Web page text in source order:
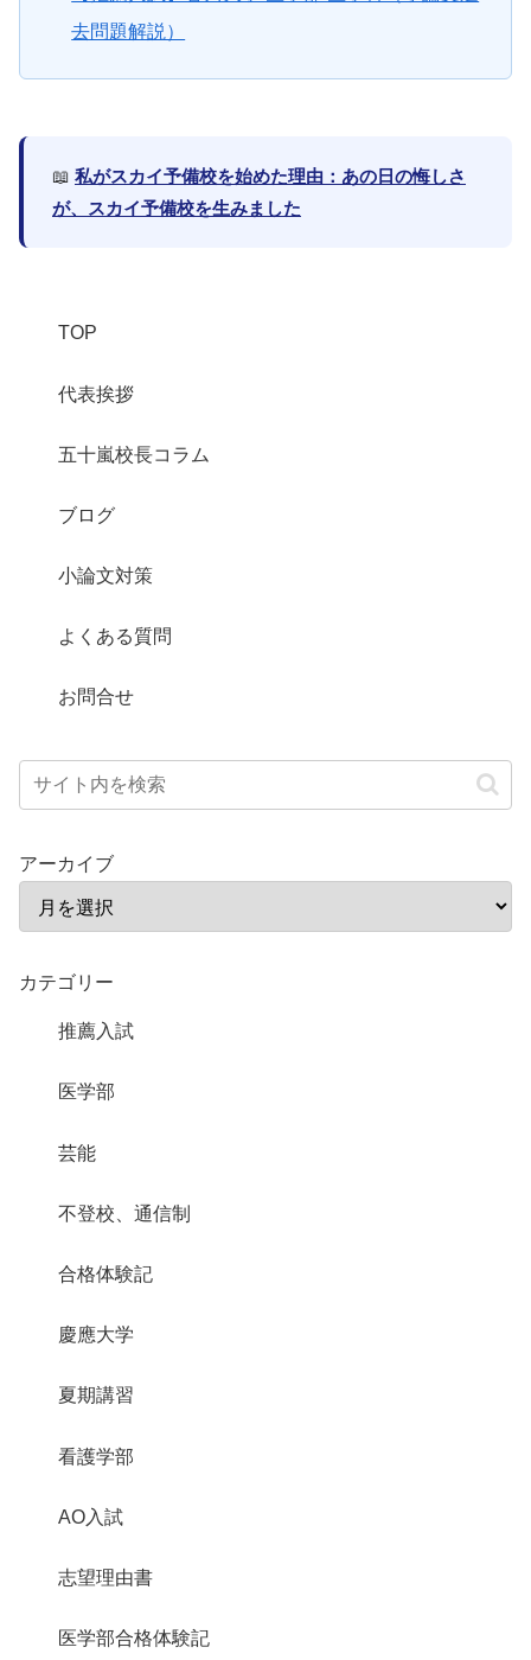
去問題解説）
📖 私がスカイ予備校を始めた理由：あの日の悔しさ
が、スカイ予備校を生みました
TOP
代表挨拶
五十嵐校長コラム
ブログ
小論文対策
よくある質問
お問合せ
アーカイブ
カテゴリー
推薦入試
医学部
芸能
不登校、通信制
合格体験記
慶應大学
夏期講習
看護学部
AO入試
志望理由書
医学部合格体験記